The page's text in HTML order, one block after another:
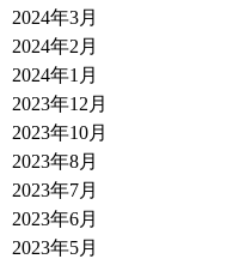
2024年3月
2024年2月
2024年1月
2023年12月
2023年10月
2023年8月
2023年7月
2023年6月
2023年5月